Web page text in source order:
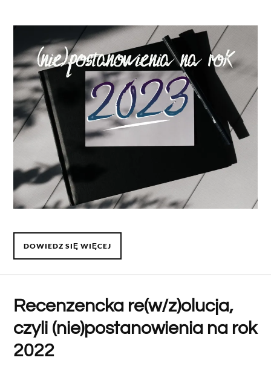
DOWIEDZ SIĘ WIĘCEJ
Recenzencka re(w/z)olucja,
czyli (nie)postanowienia na rok
2022